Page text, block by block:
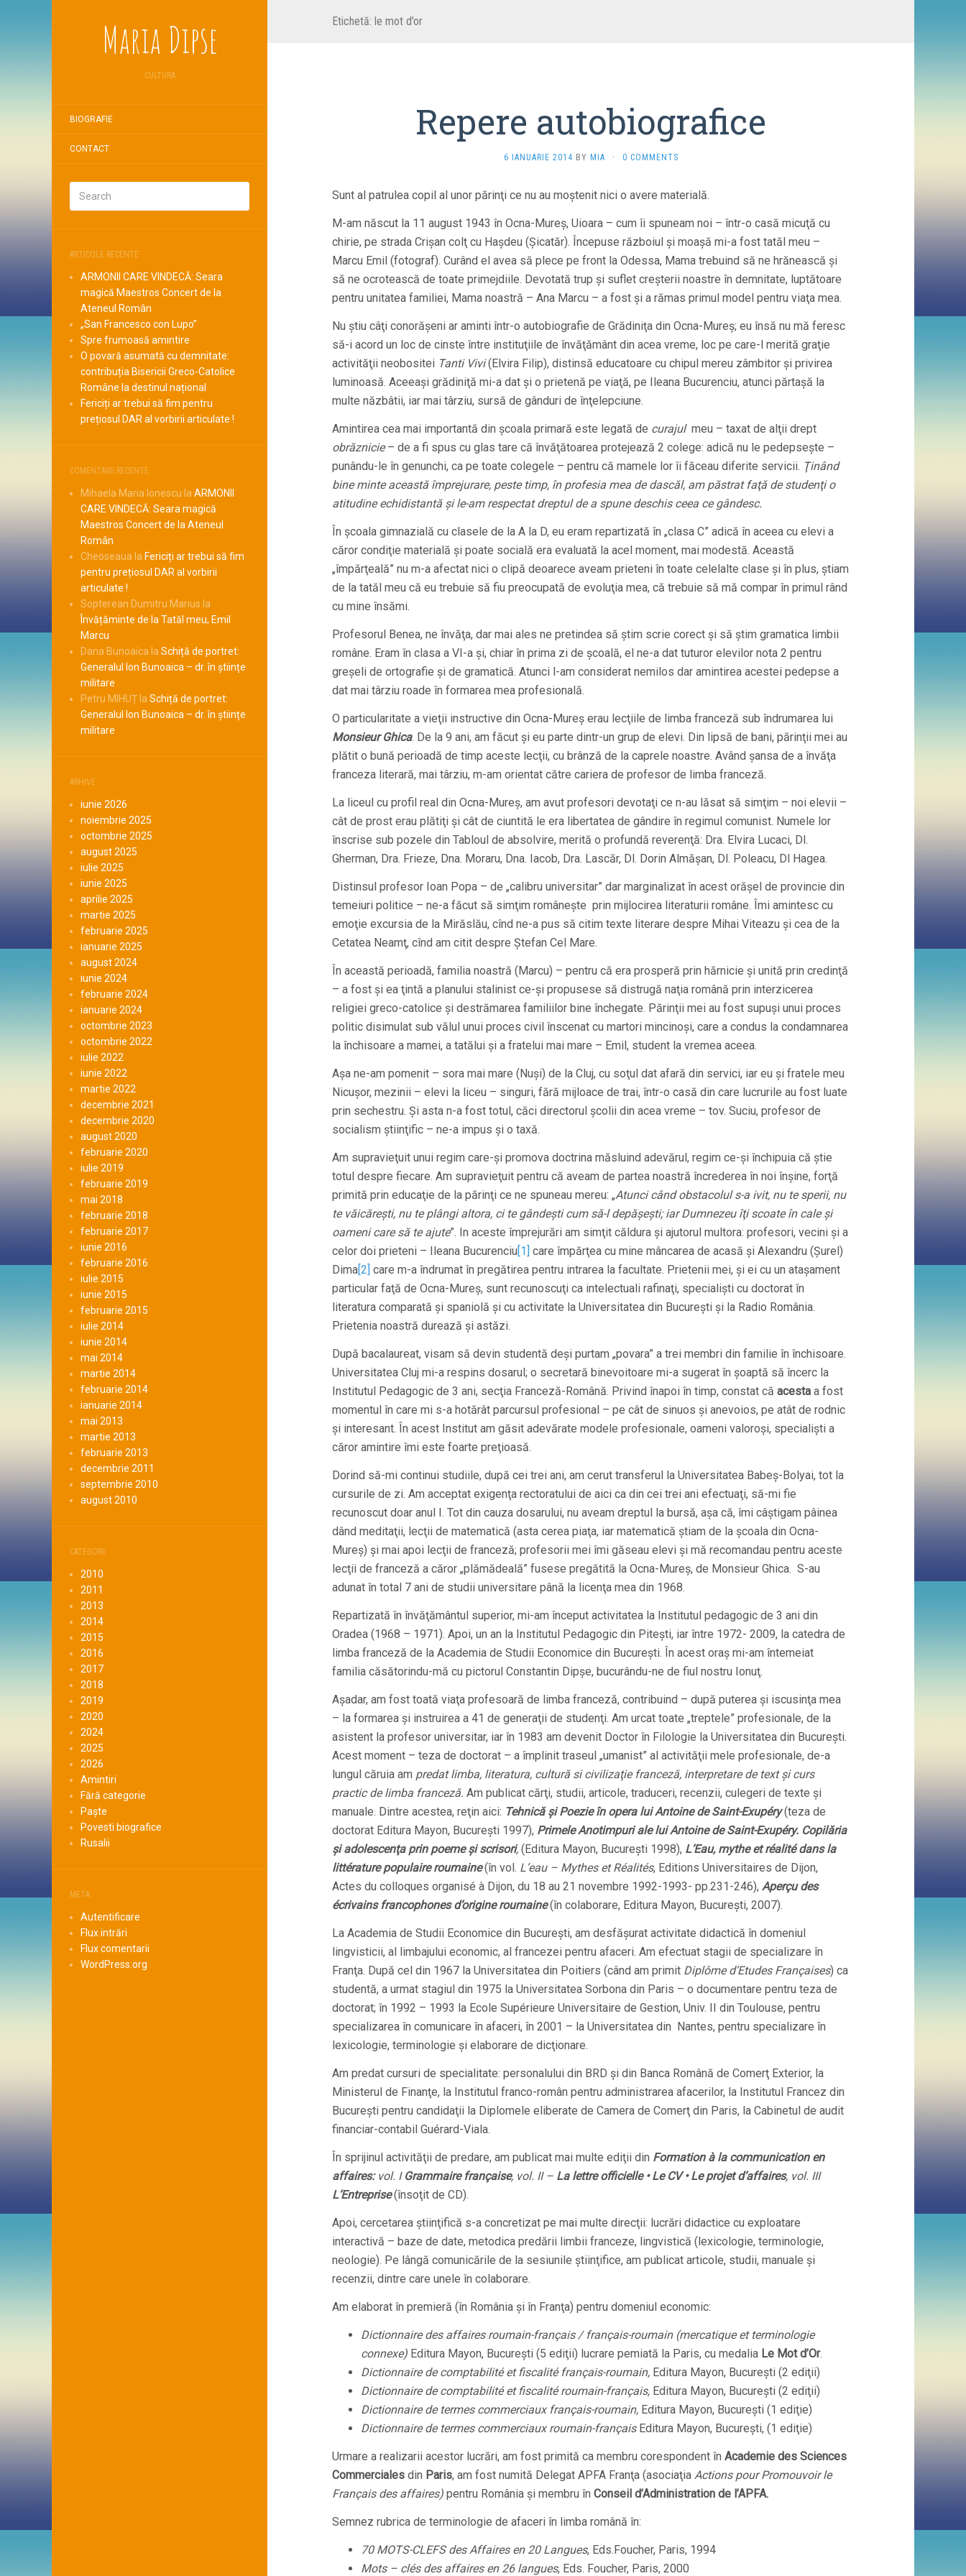
Maria Dipse
CULTURA
BIOGRAFIE
CONTACT
ARTICOLE RECENTE
ARMONII CARE VINDECĂ: Seara
magică Maestros Concert de la
Ateneul Român
„San Francesco con Lupo”
Spre frumoasă amintire
O povară asumată cu demnitate:
contribuția Bisericii Greco-Catolice
Române la destinul național
Fericiți ar trebui să fim pentru
prețiosul DAR al vorbirii articulate !
COMENTARII RECENTE
Mihaela Maria Ionescu la ARMONII
CARE VINDECĂ: Seara magică
Maestros Concert de la Ateneul
Român
Cheoseaua la Fericiți ar trebui să fim
pentru prețiosul DAR al vorbirii
articulate !
Sopterean Dumitru Marius la
Învățăminte de la Tatăl meu, Emil
Marcu
Dana Bunoaica la Schiță de portret:
Generalul Ion Bunoaica – dr. în științe
militare
Petru MIHUȚ la Schiță de portret:
Generalul Ion Bunoaica – dr. în științe
militare
ARHIVE
iunie 2026
noiembrie 2025
octombrie 2025
august 2025
iulie 2025
iunie 2025
aprilie 2025
martie 2025
februarie 2025
ianuarie 2025
august 2024
iunie 2024
februarie 2024
ianuarie 2024
octombrie 2023
octombrie 2022
iulie 2022
iunie 2022
martie 2022
decembrie 2021
decembrie 2020
august 2020
februarie 2020
iulie 2019
februarie 2019
mai 2018
februarie 2018
februarie 2017
iunie 2016
februarie 2016
iulie 2015
iunie 2015
februarie 2015
iulie 2014
iunie 2014
mai 2014
martie 2014
februarie 2014
ianuarie 2014
mai 2013
martie 2013
februarie 2013
decembrie 2011
septembrie 2010
august 2010
CATEGORII
2010
2011
2013
2014
2015
2016
2017
2018
2019
2020
2024
2025
2026
Amintiri
Fără categorie
Paște
Povesti biografice
Rusalii
META
Autentificare
Flux intrări
Flux comentarii
WordPress.org
Etichetă: le mot d’or
Repere autobiografice
6 IANUARIE 2014 BY MIA · 0 COMMENTS
Sunt al patrulea copil al unor părinţi ce nu au moştenit nici o avere materială.
M-am născut la 11 august 1943 în Ocna-Mureş, Uioara – cum îi spuneam noi – într-o casă micuţă cu
chirie, pe strada Crişan colţ cu Haşdeu (Şicatăr). Începuse războiul şi moaşă mi-a fost tatăl meu –
Marcu Emil (fotograf). Curând el avea să plece pe front la Odessa, Mama trebuind să ne hrănească şi
să ne ocrotească de toate primejdiile. Devotată trup şi suflet creşterii noastre în demnitate, luptătoare
pentru unitatea familiei, Mama noastră – Ana Marcu – a fost şi a rămas primul model pentru viaţa mea.
Nu ştiu câţi conorăşeni ar aminti într-o autobiografie de Grădiniţa din Ocna-Mureş; eu însă nu mă feresc
să-i acord un loc de cinste între instituţiile de învăţământ din acea vreme, loc pe care-l merită graţie
activităţii neobositei Tanti Vivi(Elvira Filip), distinsă educatoare cu chipul mereu zâmbitor şi privirea
luminoasă. Aceeaşi grădiniţă mi-a dat şi o prietenă pe viaţă, pe Ileana Bucurenciu, atunci părtaşă la
multe năzbâtii, iar mai târziu, sursă de gânduri de înţelepciune.
Amintirea cea mai importantă din şcoala primară este legată de curajulmeu – taxat de alţii drept
obrăznicie– de a fi spus cu glas tare că învăţătoarea protejează 2 colege: adică nu le pedepseşte –
punându-le în genunchi, ca pe toate colegele – pentru că mamele lor îi făceau diferite servicii. Ţinând
bine minte această împrejurare, peste timp, în profesia mea de dascăl, am păstrat faţă de studenţi o
atitudine echidistantă şi le-am respectat dreptul de a spune deschis ceea ce gândesc.
În şcoala gimnazială cu clasele de la A la D, eu eram repartizată în „clasa C” adică în aceea cu elevi a
căror condiţie materială şi poate socială era evaluată la acel moment, mai modestă. Această
„împărţeală” nu m-a afectat nici o clipă deoarece aveam prieteni în toate celelalte clase şi în plus, ştiam
de la tatăl meu că eu trebuie să fiu preocupată de evoluţia mea, că trebuie să mă compar în primul rând
cu mine însămi.
Profesorul Benea, ne învăţa, dar mai ales ne pretindea să ştim scrie corect şi să ştim gramatica limbii
române. Eram în clasa a VI-a şi, chiar în prima zi de şcoală, el ne-a dat tuturor elevilor nota 2 pentru
greşeli de ortografie şi de gramatică. Atunci l-am considerat nemilos dar amintirea acestei pedepse a
dat mai târziu roade în formarea mea profesională.
O particularitate a vieţii instructive din Ocna-Mureş erau lecţiile de limba franceză sub îndrumarea lui
Monsieur Ghica. De la 9 ani, am făcut şi eu parte dintr-un grup de elevi. Din lipsă de bani, părinţii mei au
plătit o bună perioadă de timp aceste lecţii, cu brânză de la caprele noastre. Având şansa de a învăţa
franceza literară, mai târziu, m-am orientat către cariera de profesor de limba franceză.
La liceul cu profil real din Ocna-Mureş, am avut profesori devotaţi ce n-au lăsat să simţim – noi elevii –
cât de prost erau plătiţi şi cât de ciuntită le era libertatea de gândire în regimul comunist. Numele lor
înscrise sub pozele din Tabloul de absolvire, merită o profundă reverenţă: Dra. Elvira Lucaci, Dl.
Gherman, Dra. Frieze, Dna. Moraru, Dna. Iacob, Dra. Lascăr, Dl. Dorin Almăşan, Dl. Poleacu, Dl Hagea.
Distinsul profesor Ioan Popa – de „calibru universitar” dar marginalizat în acest orăşel de provincie din
temeiuri politice – ne-a făcut să simţim româneşte prin mijlocirea literaturii române. Îmi amintesc cu
emoţie excursia de la Mirăslău, cînd ne-a pus să citim texte literare despre Mihai Viteazu şi cea de la
Cetatea Neamţ, cînd am citit despre Ştefan Cel Mare.
În această perioadă, familia noastră (Marcu) – pentru că era prosperă prin hărnicie şi unită prin credinţă
– a fost şi ea ţintă a planului stalinist ce-şi propusese să distrugă naţia română prin interzicerea
religiei greco-catolice şi destrămarea familiilor bine închegate. Părinţii mei au fost supuşi unui proces
politic disimulat sub vălul unui proces civil înscenat cu martori mincinoşi, care a condus la condamnarea
la închisoare a mamei, a tatălui şi a fratelui mai mare – Emil, student la vremea aceea.
Aşa ne-am pomenit – sora mai mare (Nuşi) de la Cluj, cu soţul dat afară din servici, iar eu şi fratele meu
Nicuşor, mezinii – elevi la liceu – singuri, fără mijloace de trai, într-o casă din care lucrurile au fost luate
prin sechestru. Şi asta n-a fost totul, căci directorul şcolii din acea vreme – tov. Suciu, profesor de
socialism ştiinţific – ne-a impus şi o taxă.
Am supravieţuit unui regim care-şi promova doctrina măsluind adevărul, regim ce-şi închipuia că ştie
totul despre fiecare. Am supravieţuit pentru că aveam de partea noastră încrederea în noi înşine, forţă
primită prin educaţie de la părinţi ce ne spuneau mereu: „Atunci când obstacolul s-a ivit, nu te sperii, nu
te văicăreşti, nu te plângi altora, ci te gândeşti cum să-l depăşeşti; iar Dumnezeu îţi scoate în cale şi
oameni care să te ajute”. In aceste împrejurări am simţit căldura şi ajutorul multora: profesori, vecini şi a
celor doi prieteni – Ileana Bucurenciu[1] care împărţea cu mine mâncarea de acasă şi Alexandru (Şurel)
Dima[2] care m-a îndrumat în pregătirea pentru intrarea la facultate. Prietenii mei, şi ei cu un ataşament
particular faţă de Ocna-Mureş, sunt recunoscuţi ca intelectuali rafinaţi, specialişti cu doctorat în
literatura comparată şi spaniolă şi cu activitate la Universitatea din Bucureşti şi la Radio România.
Prietenia noastră durează şi astăzi.
După bacalaureat, visam să devin studentă deşi purtam „povara” a trei membri din familie în închisoare.
Universitatea Cluj mi-a respins dosarul; o secretară binevoitoare mi-a sugerat în şoaptă să încerc la
Institutul Pedagogic de 3 ani, secţia Franceză-Română. Privind înapoi în timp, constat că acesta a fost
momentul în care mi s-a hotărât parcursul profesional – pe cât de sinuos şi anevoios, pe atât de rodnic
şi interesant. În acest Institut am găsit adevărate modele profesionale, oameni valoroşi, specialişti a
căror amintire îmi este foarte preţioasă.
Dorind să-mi continui studiile, după cei trei ani, am cerut transferul la Universitatea Babeş-Bolyai, tot la
cursurile de zi. Am acceptat exigenţa rectoratului de aici ca din cei trei ani efectuaţi, să-mi fie
recunoscut doar anul I. Tot din cauza dosarului, nu aveam dreptul la bursă, aşa că, îmi câştigam pâinea
dând meditaţii, lecţii de matematică (asta cerea piaţa, iar matematică ştiam de la şcoala din Ocna-
Mureş) şi mai apoi lecţii de franceză; profesorii mei îmi găseau elevi şi mă recomandau pentru aceste
lecţii de franceză a căror „plămădeală” fusese pregătită la Ocna-Mureş, de Monsieur Ghica. S-au
adunat în total 7 ani de studii universitare până la licenţa mea din 1968.
Repartizată în învăţământul superior, mi-am început activitatea la Institutul pedagogic de 3 ani din
Oradea (1968 – 1971). Apoi, un an la Institutul Pedagogic din Piteşti, iar între 1972- 2009, la catedra de
limba franceză de la Academia de Studii Economice din Bucureşti. În acest oraş mi-am întemeiat
familia căsătorindu-mă cu pictorul Constantin Dipşe, bucurându-ne de fiul nostru Ionuţ.
Aşadar, am fost toată viaţa profesoară de limba franceză, contribuind – după puterea şi iscusinţa mea
– la formarea şi instruirea a 41 de generaţii de studenţi. Am urcat toate „treptele” profesionale, de la
asistent la profesor universitar, iar în 1983 am devenit Doctor în Filologie la Universitatea din Bucureşti.
Acest moment – teza de doctorat – a împlinit traseul „umanist” al activităţii mele profesionale, de-a
lungul căruia am predat limba, literatura, cultură si civilizaţie franceză, interpretare de text şi curs
practic de limba franceză. Am publicat cărţi, studii, articole, traduceri, recenzii, culegeri de texte şi
manuale. Dintre acestea, reţin aici: Tehnică şi Poezie în opera lui Antoine de Saint-Exupéry (teza de
doctorat Editura Mayon, Bucureşti 1997), Primele Anotimpuri ale lui Antoine de Saint-Exupéry. Copilăria
şi adolescenţa prin poeme şi scrisori, (Editura Mayon, Bucureşti 1998), L’Eau, mythe et réalité dans la
littérature populaire roumaine(în vol. L’eau – Mythes et Réalités, Editions Universitaires de Dijon,
Actes du colloques organisé à Dijon, du 18 au 21 novembre 1992-1993- pp.231-246), Aperçu des
écrivains francophones d’origine roumaine(în colaborare, Editura Mayon, Bucureşti, 2007).
La Academia de Studii Economice din Bucureşti, am desfăşurat activitate didactică în domeniul
lingvisticii, al limbajului economic, al francezei pentru afaceri. Am efectuat stagii de specializare în
Franţa. După cel din 1967 la Universitatea din Poitiers (când am primit Diplôme d’Etudes Françaises) ca
studentă, a urmat stagiul din 1975 la Universitatea Sorbona din Paris – o documentare pentru teza de
doctorat; în 1992 – 1993 la Ecole Supérieure Universitaire de Gestion, Univ. II din Toulouse, pentru
specializarea în comunicare în afaceri, în 2001 – la Universitatea din Nantes, pentru specializare în
lexicologie, terminologie şi elaborare de dicţionare.
Am predat cursuri de specialitate: personalului din BRD şi din Banca Română de Comerţ Exterior, la
Ministerul de Finanţe, la Institutul franco-român pentru administrarea afacerilor, la Institutul Francez din
Bucureşti pentru candidaţii la Diplomele eliberate de Camera de Comerţ din Paris, la Cabinetul de audit
financiar-contabil Guérard-Viala.
În sprijinul activităţii de predare, am publicat mai multe ediţii din Formation à la communication en
affaires: vol. I Grammaire française, vol. II – La lettre officielle • Le CV• Le projet d’affaires, vol. III
L’Entreprise(însoţit de CD).
Apoi, cercetarea ştiinţifică s-a concretizat pe mai multe direcţii: lucrări didactice cu exploatare
interactivă – baze de date, metodica predării limbii franceze, lingvistică (lexicologie, terminologie,
neologie). Pe lângă comunicările de la sesiunile ştiinţifice, am publicat articole, studii, manuale şi
recenzii, dintre care unele în colaborare.
Am elaborat în premieră (în România şi în Franţa) pentru domeniul economic:
Dictionnaire des affaires roumain-français / français-roumain (mercatique et terminologie
connexe) Editura Mayon, Bucureşti (5 ediţii) lucrare pemiată la Paris, cu medalia Le Mot d’Or.
Dictionnaire de comptabilité et fiscalité français-roumain, Editura Mayon, Bucureşti (2 ediţii)
Dictionnaire de comptabilité et fiscalité roumain-français, Editura Mayon, Bucureşti (2 ediţii)
Dictionnaire de termes commerciaux français-roumain, Editura Mayon, Bucureşti (1 ediţie)
Dictionnaire de termes commerciaux roumain-françaisEditura Mayon, Bucureşti, (1 ediţie)
Urmare a realizarii acestor lucrări, am fost primită ca membru corespondent în Academie des Sciences
Commerciales din Paris, am fost numită Delegat APFA Franţa (asociaţia Actions pour Promouvoir le
Français des affaires) pentru România şi membru în Conseil d’Administration de l’APFA.
Semnez rubrica de terminologie de afaceri în limba română în:
70 MOTS-CLEFS des Affaires en 20 Langues, Eds.Foucher, Paris, 1994
Mots – clés des affaires en 26 langues, Eds. Foucher, Paris, 2000